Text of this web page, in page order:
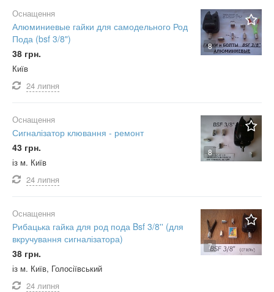
8
Оснащення
Алюминиевые гайки для самодельного Род
Пода (bsf 3/8")
38 грн.
Київ
24 липня
8
Оснащення
Сигналізатор клювання - ремонт
43 грн.
із м. Київ
24 липня
7
Оснащення
Рибацька гайка для род пода Bsf 3/8'' (для
вкручування сигналізатора)
38 грн.
із м. Київ, Голосіївський
24 липня